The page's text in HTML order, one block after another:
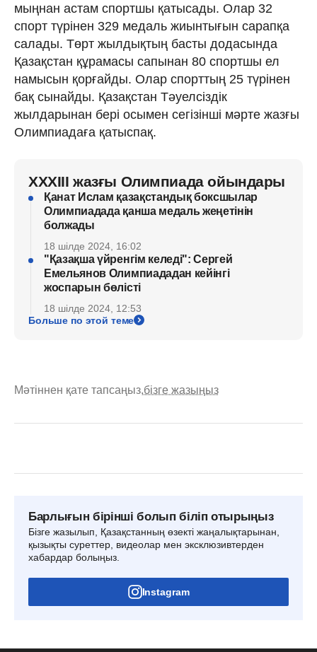
мыңнан астам спортшы қатысады. Олар 32
спорт түрінен 329 медаль жиынтығын сарапқа
салады. Төрт жылдықтың басты додасында
Қазақстан құрамасы сапынан 80 спортшы ел
намысын қорғайды. Олар спорттың 25 түрінен
бақ сынайды. Қазақстан Тәуелсіздік
жылдарынан бері осымен сегізінші мәрте жазғы
Олимпиадаға қатыспақ.
XXXIII жазғы Олимпиада ойындары
Қанат Ислам қазақстандық боксшылар
Олимпиадада қанша медаль жеңетінін
болжады
18 шілде 2024, 16:02
"Қазақша үйренгім келеді": Сергей
Емельянов Олимпиададан кейінгі
жоспарын бөлісті
18 шілде 2024, 12:53
Больше по этой теме
Мәтіннен қате тапсаңыз,бізге жазыңыз
Барлығын бірінші болып біліп отырыңыз
Бізге жазылып, Қазақстанның өзекті жаңалықтарынан,
қызықты суреттер, видеолар мен эксклюзивтерден
хабардар болыңыз.
Instagram